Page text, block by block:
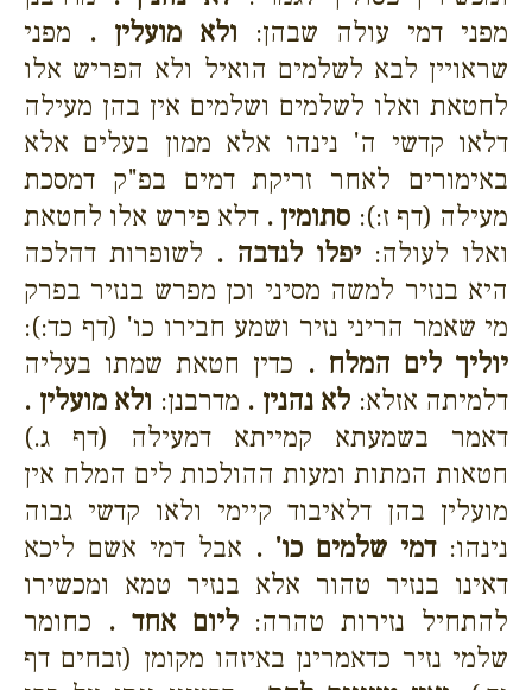
מפני דמי עולה שבהן: ולא מועלין . מפני
שראויין לבא לשלמים הואיל ולא הפריש אלו
לחטאת ואלו לשלמים ושלמים אין בהן מעילה
דלאו קדשי ה' נינהו אלא ממון בעלים אלא
באימורים לאחר זריקת דמים בפ"ק דמסכת
מעילה (דף ז:): סתומין . דלא פירש אלו לחטאת
ואלו לעולה: יפלו לנדבה . לשופרות דהלכה
היא בנזיר למשה מסיני וכן מפרש בנזיר בפרק
מי שאמר הריני נזיר ושמע חבירו כו' (דף כד:):
יוליך לים המלח . כדין חטאת שמתו בעליה
דלמיתה אזלא: לא נהנין . מדרבנן: ולא מועלין .
דאמר בשמעתא קמייתא דמעילה (דף ג.)
חטאות המתות ומעות ההולכות לים המלח אין
מועלין בהן דלאיבוד קיימי ולאו קדשי גבוה
נינהו:דמי שלמים כו' . אבל דמי אשם ליכא
דאינו בנזיר טהור אלא בנזיר טמא ומכשירו
להתחיל נזירות טהרה:ליום אחד . כחומר
שלמי נזיר כדאמרינן באיזהו מקומן (זבחים דף